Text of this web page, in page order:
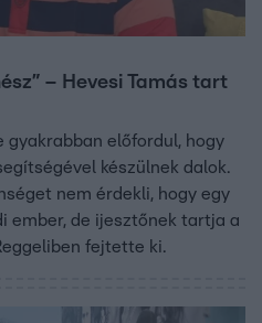
– Hevesi Tamás tart
gyakrabban előfordul, hogy
készülnek dalok.
nem érdekli, hogy egy
ember, de ijesztőnek tartja a
fejtette ki.